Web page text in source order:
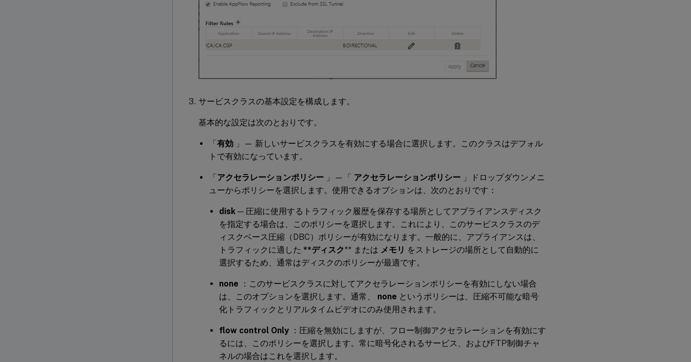
サービスクラスの基本設定を構成します。
基本的な設定は次のとおりです。
「有効 」— 新しいサービスクラスを有効にする場合に選択します。このクラスはデフォル
トで有効になっています。
「アクセラレーションポリシー 」—「 アクセラレーションポリシー 」ドロップダウンメニ
ューからポリシーを選択します。使用できるオプションは、次のとおりです：
disk — 圧縮に使用するトラフィック履歴を保存する場所としてアプライアンスディスク
を指定する場合は、このポリシーを選択します。これにより、このサービスクラスのデ
ィスクベース圧縮（DBC）ポリシーが有効になります。一般的に、アプライアンスは、
トラフィックに適した **ディスク** または メモリ をストレージの場所として自動的に
選択するため、通常はディスクのポリシーが最適です。
none ：このサービスクラスに対してアクセラレーションポリシーを有効にしない場合
は、このオプションを選択します。通常、 none というポリシーは、圧縮不可能な暗号
化トラフィックとリアルタイムビデオにのみ使用されます。
flow control Only ：圧縮を無効にしますが、フロー制御アクセラレーションを有効にす
るには、このポリシーを選択します。常に暗号化されるサービス、およびFTP制御チャ
ネルの場合はこれを選択します。